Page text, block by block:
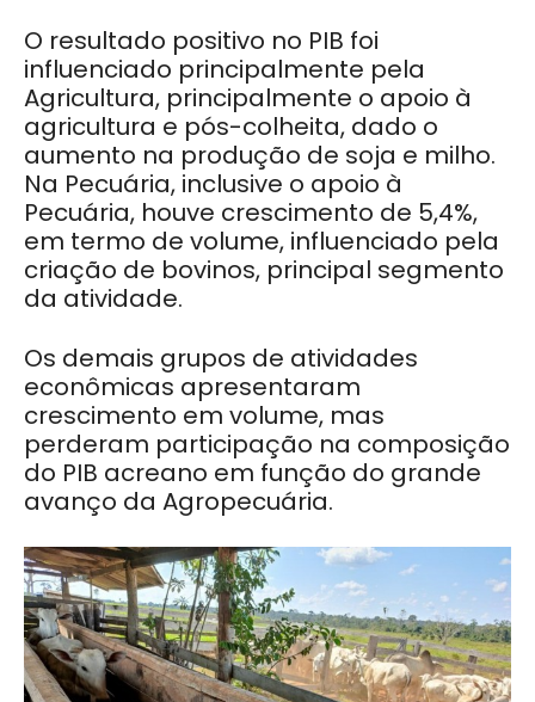
O resultado positivo no PIB foi
influenciado principalmente pela
Agricultura, principalmente o apoio à
agricultura e pós-colheita, dado o
aumento na produção de soja e milho.
Na Pecuária, inclusive o apoio à
Pecuária, houve crescimento de 5,4%,
em termo de volume, influenciado pela
criação de bovinos, principal segmento
da atividade.
Os demais grupos de atividades
econômicas apresentaram
crescimento em volume, mas
perderam participação na composição
do PIB acreano em função do grande
avanço da Agropecuária.